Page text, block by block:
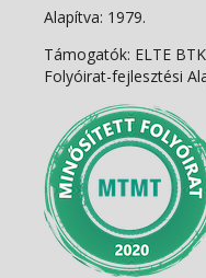
Alapítva: 1979.
Támogatók: ELTE
Folyóirat-fejlesztési